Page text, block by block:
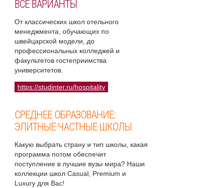
ВСЕ ВАРИАНТЫ
От классических школ отельного
менеджмента, обучающих по
швейцарской модели, до
профессиональных колледжей и
факультетов гостеприимства
университетов.
https://studinter.ru/hospitality
СРЕДНЕЕ ОБРАЗОВАНИЕ:
ЭЛИТНЫЕ ЧАСТНЫЕ ШКОЛЫ
Какую выбрать страну и тип школы, какая
программа потом обеспечит
поступление в лучшие вузы мира? Наши
коллекции школ Casual, Premium и
Luxury для Вас!